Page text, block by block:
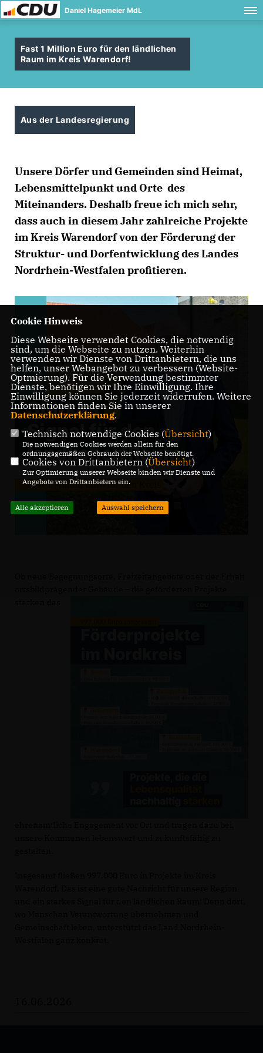
Daniel Hagemeier MdL
Fast 1 Million Euro für den ländlichen
Raum im Kreis Warendorf!
Aus der Landesregierung
Unsere Dörfer und Gemeinden sind Heimat,
Lebensmittelpunkt und Orte des
Miteinanders. Deshalb freue ich mich sehr,
dass auch in diesem Jahr zahlreiche Projekte
im Kreis Warendorf von der Förderung der
Struktur- und Dorfentwicklung des Landes
Nordrhein-Westfalen profitieren.
Cookie Hinweis
Diese Webseite verwendet Cookies, die notwendig
sind, um die Webseite zu nutzen. Weiterhin
verwenden wir Dienste von Drittanbietern, die uns
helfen, unser Webangebot zu verbessern (Website-
Optmierung). Für die Verwendung bestimmter
Dienste, benötigen wir Ihre Einwilligung. Ihre
Einwilligung können Sie jederzeit widerrufen. Weitere
Informationen finden Sie in unserer
Datenschutzerklärung.
Technisch notwendige Cookies (Übersicht)
Die notwendigen Cookies werden allein für den
ordnungsgemäßen Gebrauch der Webseite benötigt.
Cookies von Drittanbietern (Übersicht)
Zur Optimierung unserer Webseite binden wir Dienste und
Angebote von Drittanbietern ein.
Alle akzeptieren Auswahl speichern